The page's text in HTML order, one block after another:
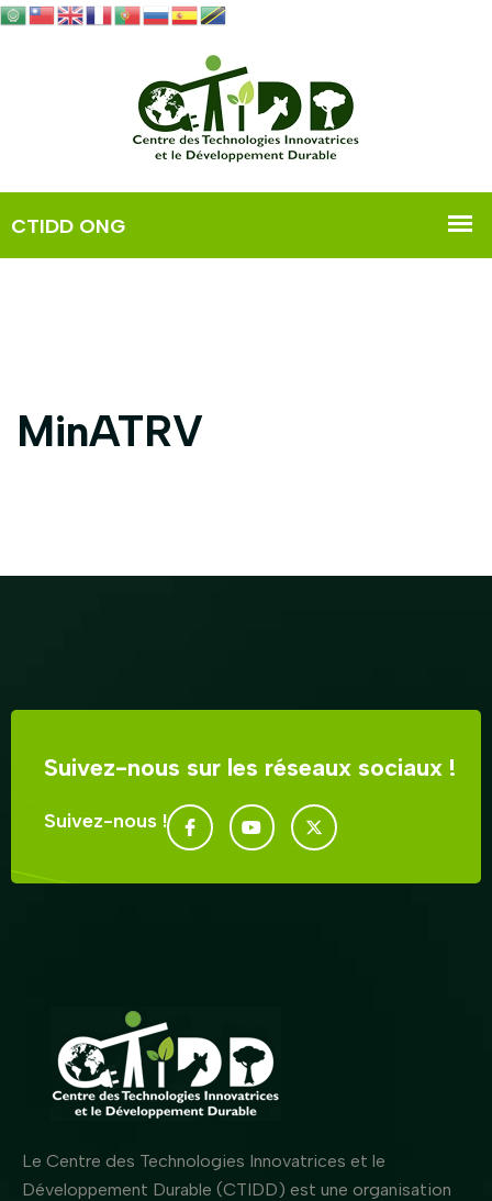
MinATRV
Suivez-nous sur les réseaux sociaux !
Suivez-nous !
Le Centre des Technologies Innovatrices et le
Développement Durable (CTIDD) est une organisation